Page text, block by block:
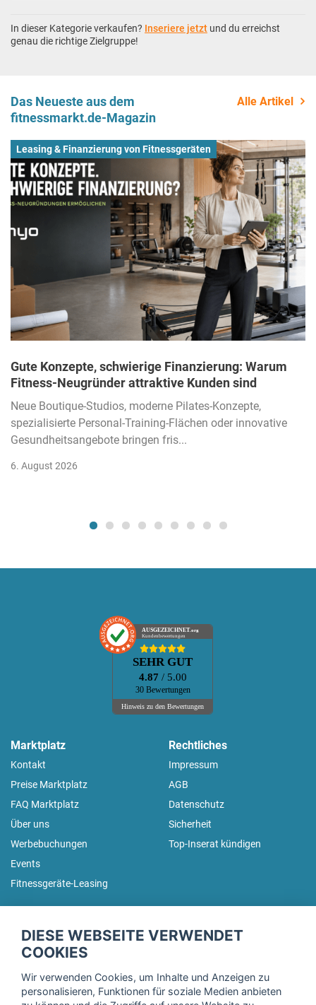
In dieser Kategorie verkaufen? Inseriere jetzt und du erreichst
genau die richtige Zielgruppe!
Das Neueste aus dem
fitnessmarkt.de-Magazin
Alle Artikel
Leasing & Finanzierung von Fitnessgeräten
Gute Konzepte, schwierige Finanzierung: Warum
Fitness-Neugründer attraktive Kunden sind
Neue Boutique-Studios, moderne Pilates-Konzepte,
spezialisierte Personal-Training-Flächen oder innovative
Gesundheitsangebote bringen fris...
6. August 2026
AUSGEZEICHNET.org
Kundenbewertungen
SEHR GUT
4.87 / 5.00
30 Bewertungen
Hinweis zu den Bewertungen
Marktplatz
Kontakt
Preise Marktplatz
FAQ Marktplatz
Über uns
Werbebuchungen
Events
Fitnessgeräte-Leasing
Rechtliches
Impressum
AGB
Datenschutz
Sicherheit
Top-Inserat kündigen
Trage dich hier für unseren Newsletter ein und erhalte regelmäßig
DIESE WEBSEITE VERWENDET
COOKIES
Wir verwenden Cookies, um Inhalte und Anzeigen zu
personalisieren, Funktionen für soziale Medien anbieten